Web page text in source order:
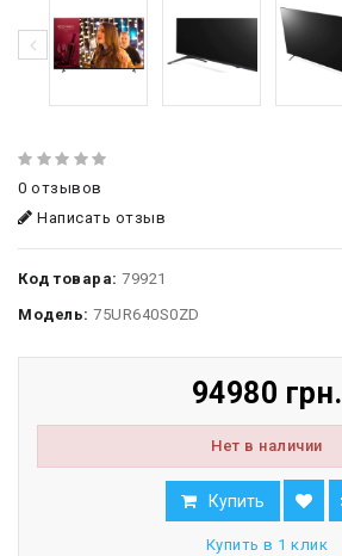
0 отзывов
Написать отзыв
Код товара: 79921
Модель: 75UR640S0ZD
94980 грн.
Нет в наличии
Купить
Купить в 1 клик